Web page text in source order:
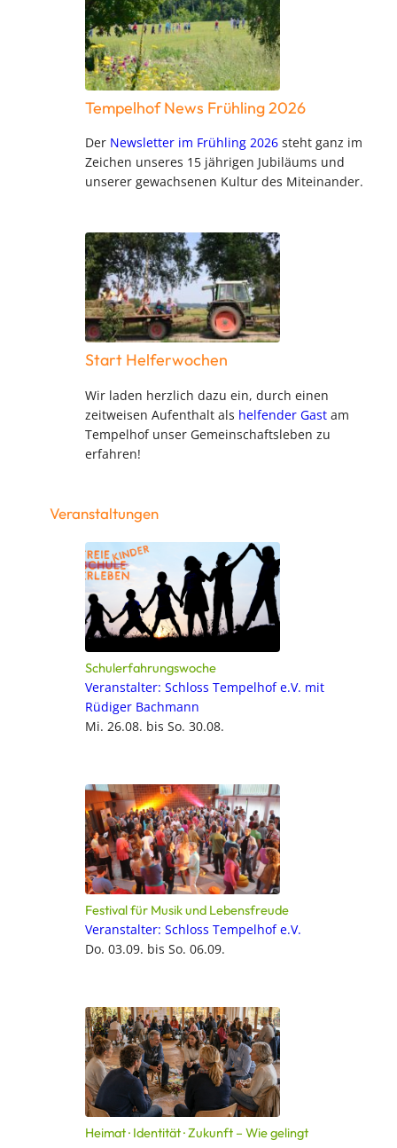
Tempelhof News Frühling 2026
Der Newsletter im Frühling 2026 steht ganz im
Zeichen unseres 15 jährigen Jubiläums und
unserer gewachsenen Kultur des Miteinander.
Start Helferwochen
Wir laden herzlich dazu ein, durch einen
zeitweisen Aufenthalt als helfender Gast am
Tempelhof unser Gemeinschaftsleben zu
erfahren!
Veranstaltungen
Schulerfahrungswoche
Veranstalter: Schloss Tempelhof e.V. mit
Rüdiger Bachmann
Mi. 26.08. bis So. 30.08.
Festival für Musik und Lebensfreude
Veranstalter: Schloss Tempelhof e.V.
Do. 03.09. bis So. 06.09.
Heimat · Identität · Zukunft – Wie gelingt